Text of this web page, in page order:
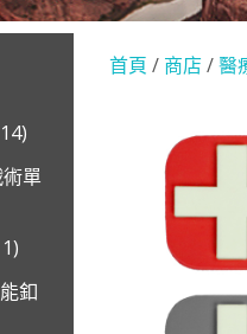
單
釦
首頁 / 商店/醫